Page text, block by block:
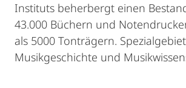
Instituts beherbergt einen
43.000 Büchern und
als 5000 Tonträgern.
Musikgeschichte und